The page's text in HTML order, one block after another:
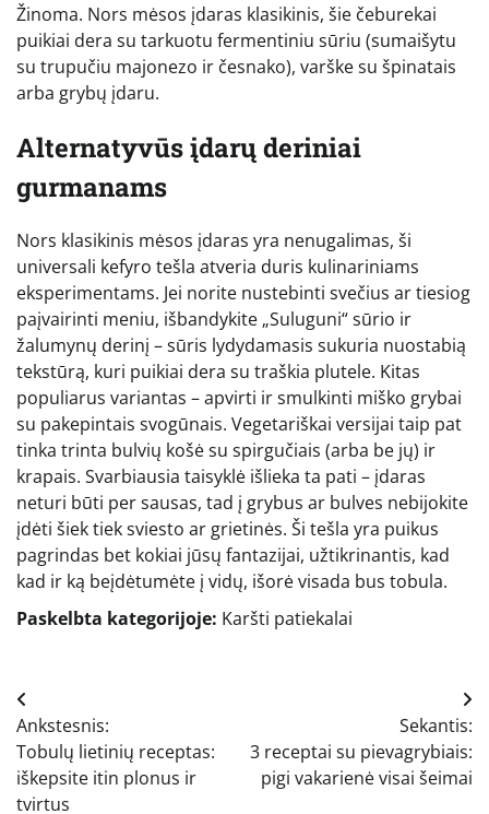
Žinoma. Nors mėsos įdaras klasikinis, šie čeburekai
puikiai dera su tarkuotu fermentiniu sūriu (sumaišytu
su trupučiu majonezo ir česnako), varške su špinatais
arba grybų įdaru.
Alternatyvūs įdarų deriniai
gurmanams
Nors klasikinis mėsos įdaras yra nenugalimas, ši
universali kefyro tešla atveria duris kulinariniams
eksperimentams. Jei norite nustebinti svečius ar tiesiog
paįvairinti meniu, išbandykite „Suluguni“ sūrio ir
žalumynų derinį – sūris lydydamasis sukuria nuostabią
tekstūrą, kuri puikiai dera su traškia plutele. Kitas
populiarus variantas – apvirti ir smulkinti miško grybai
su pakepintais svogūnais. Vegetariškai versijai taip pat
tinka trinta bulvių košė su spirgučiais (arba be jų) ir
krapais. Svarbiausia taisyklė išlieka ta pati – įdaras
neturi būti per sausas, tad į grybus ar bulves nebijokite
įdėti šiek tiek sviesto ar grietinės. Ši tešla yra puikus
pagrindas bet kokiai jūsų fantazijai, užtikrinantis, kad
kad ir ką beįdėtumėte į vidų, išorė visada bus tobula.
Paskelbta kategorijoje: Karšti patiekalai
Navigacija
tarp
įrašų
Ankstesnis:
Tobulų lietinių receptas:
iškepsite itin plonus ir
tvirtus
Sekantis:
3 receptai su pievagrybiais:
pigi vakarienė visai šeimai